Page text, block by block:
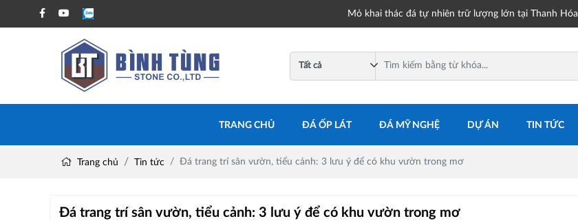
Mỏ khai thác đá tự nhiên trữ lượng lớn tại Thanh Hóa
TRANG CHỦ ĐÁ ỐP LÁT ĐÁ MỸ NGHỆ DỰ ÁN TIN TỨC
Trang chủ Tin tức Đá trang trí sân vườn, tiểu cảnh: 3 lưu ý để có khu vườn trong mơ
Đá trang trí sân vườn, tiểu cảnh: 3 lưu ý để có khu vườn trong mơ